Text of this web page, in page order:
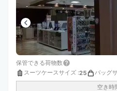
保管できる荷物数
スーツケースサイズ :25 バッグ
空き時